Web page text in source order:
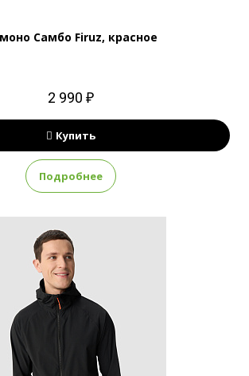
Самбо Firuz, красное
2 990 ₽
Купить
Подробнее